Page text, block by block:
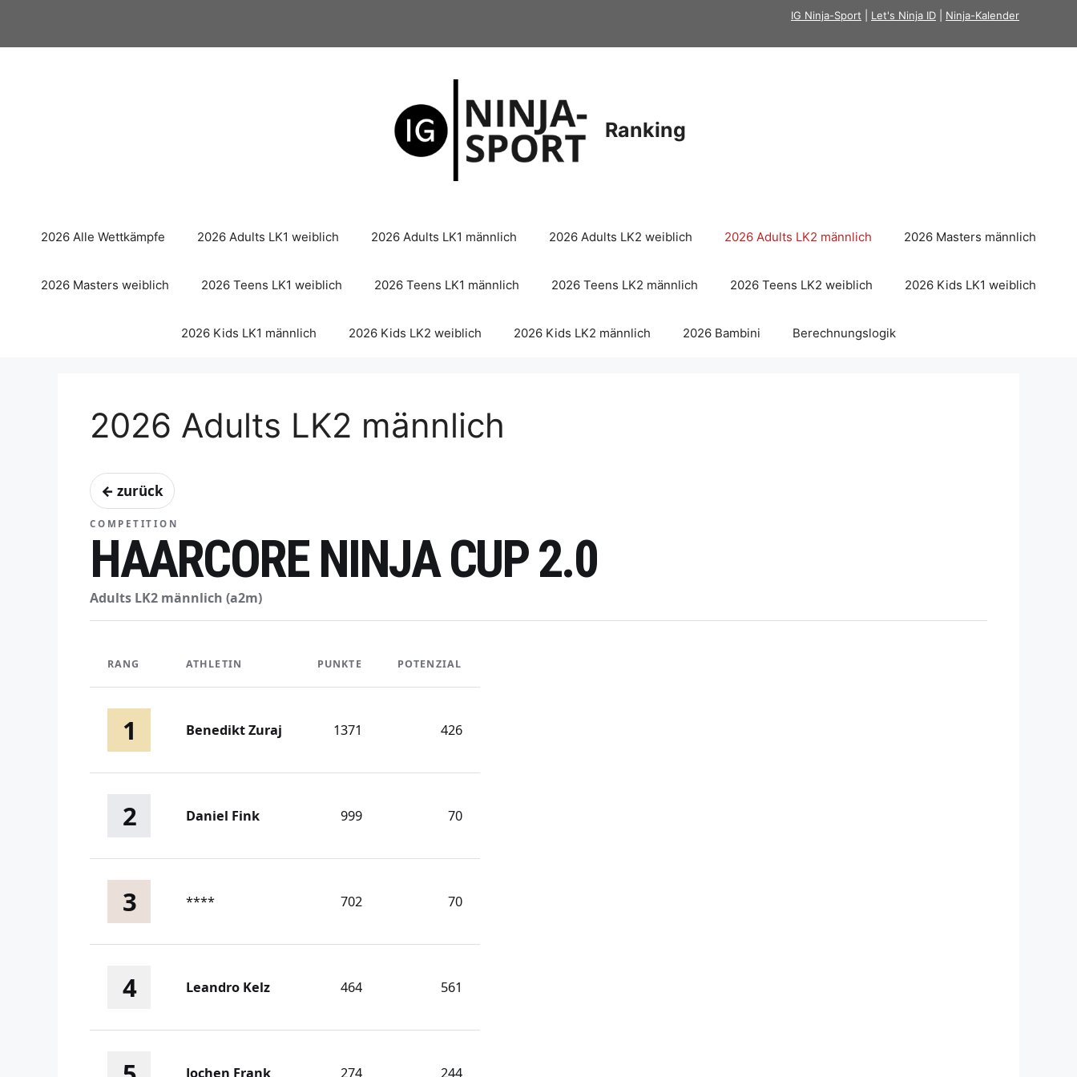
springen
IG Ninja-Sport Let's Ninja ID Ninja-Kalender
Ranking
2026 Alle Wettkämpfe 2026 Adults LK1 weiblich 2026 Adults LK1 männlich 2026 Adults LK2 weiblich 2026 Adults LK2 männlich 2026 Masters männlich
2026 Masters weiblich 2026 Teens LK1 weiblich 2026 Teens LK1 männlich 2026 Teens LK2 männlich 2026 Teens LK2 weiblich 2026 Kids LK1 weiblich
2026 Kids LK1 männlich 2026 Kids LK2 weiblich 2026 Kids LK2 männlich 2026 Bambini Berechnungslogik
2026 Adults LK2 männlich
← zurück
COMPETITION
HAARCORE NINJA CUP 2.0
Adults LK2 männlich (a2m)
RANG ATHLETIN PUNKTE POTENZIAL
1 Benedikt Zuraj 1371 426
2 Daniel Fink 999 70
3 **** 702 70
4 Leandro Kelz 464 561
Jochen Frank 274 244